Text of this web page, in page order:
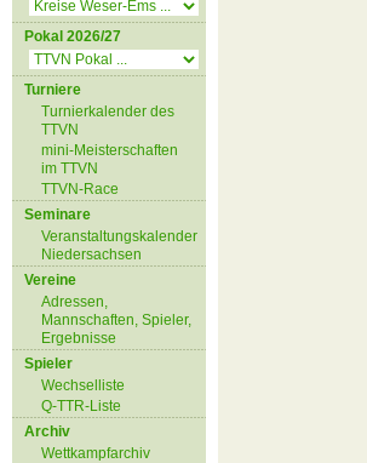
Pokal 2026/27
Turniere
Turnierkalender des
TTVN
mini-Meisterschaften
im TTVN
TTVN-Race
Seminare
Veranstaltungskalender
Niedersachsen
Vereine
Adressen,
Mannschaften, Spieler,
Ergebnisse
Spieler
Wechselliste
Q-TTR-Liste
Archiv
Wettkampfarchiv